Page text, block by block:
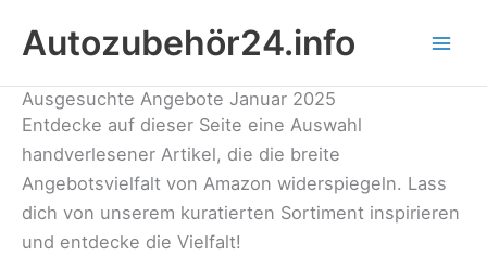
InhaltAutozubehör24.info
Ausgesuchte Angebote Januar 2025
Entdecke auf dieser Seite eine Auswahl
handverlesener Artikel, die die breite
Angebotsvielfalt von Amazon widerspiegeln. Lass
dich von unserem kuratierten Sortiment inspirieren
und entdecke die Vielfalt!